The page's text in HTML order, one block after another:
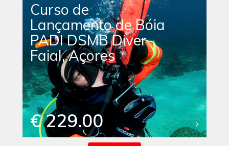
Curso de
Lançamento de Bóia
PADI DSMB Diver
Faial, Açores
€ 229.00